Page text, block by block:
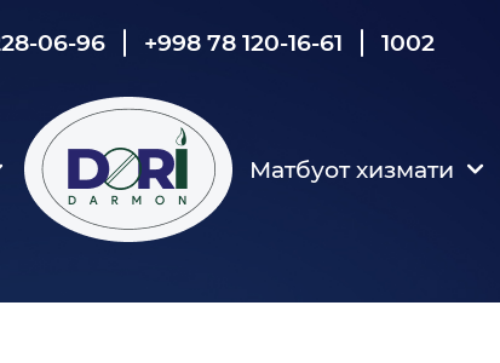
06-96 +998 78 120-16-61 1002
Матбуот хизмати